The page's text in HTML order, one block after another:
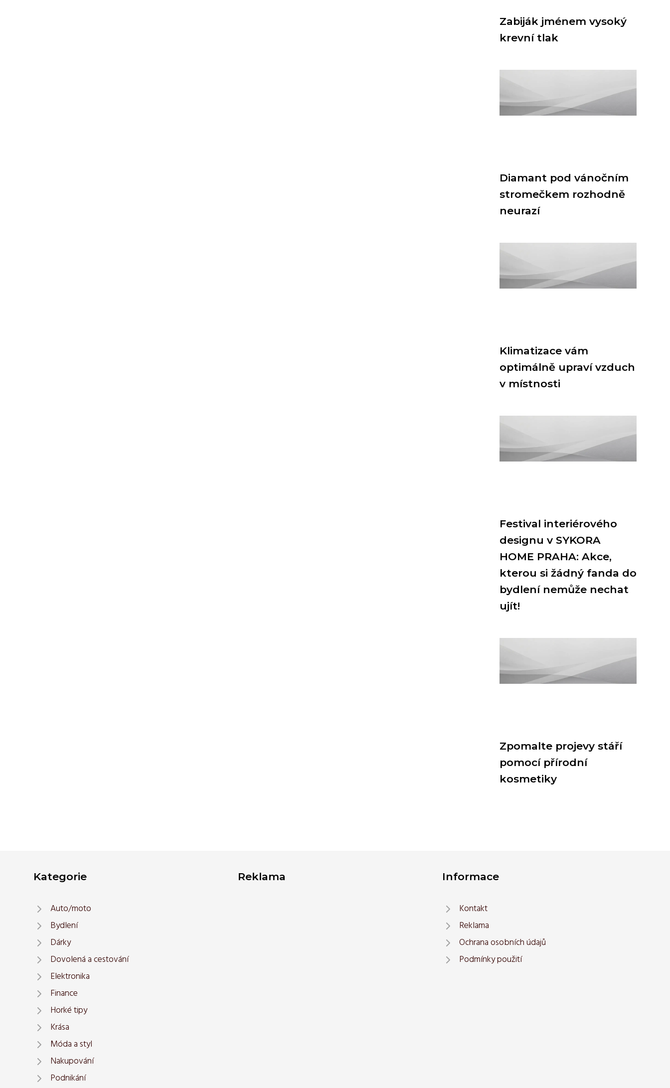
Zabiják jménem vysoký
krevní tlak
Diamant pod vánočním
stromečkem rozhodně
neurazí
Klimatizace vám
optimálně upraví vzduch
v místnosti
Festival interiérového
designu v SYKORA
HOME PRAHA: Akce,
kterou si žádný fanda do
bydlení nemůže nechat
ujít!
Zpomalte projevy stáří
pomocí přírodní
kosmetiky
Kategorie
Auto/moto
Bydlení
Dárky
Dovolená a cestování
Elektronika
Finance
Horké tipy
Krása
Móda a styl
Nakupování
Podnikání
Reklama Informace
Kontakt
Reklama
Ochrana osobních údajů
Podmínky použití